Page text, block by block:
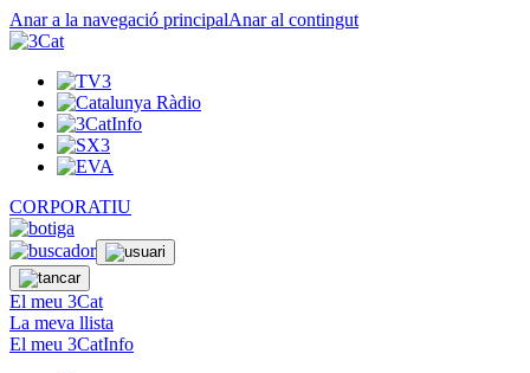
Anar a la navegació principalAnar al contingut
CORPORATIU
El meu 3Cat
La meva llista
El meu 3CatInfo